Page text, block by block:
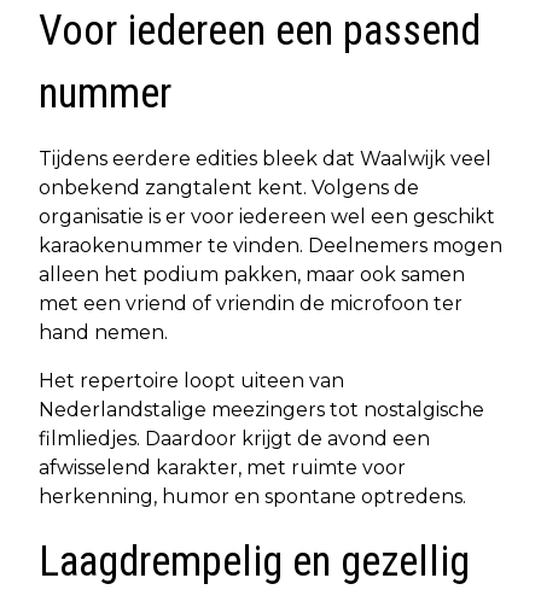
Voor iedereen een passend
nummer
Tijdens eerdere edities bleek dat Waalwijk veel
onbekend zangtalent kent. Volgens de
organisatie is er voor iedereen wel een geschikt
karaokenummer te vinden. Deelnemers mogen
alleen het podium pakken, maar ook samen
met een vriend of vriendin de microfoon ter
hand nemen.
Het repertoire loopt uiteen van
Nederlandstalige meezingers tot nostalgische
filmliedjes. Daardoor krijgt de avond een
afwisselend karakter, met ruimte voor
herkenning, humor en spontane optredens.
Laagdrempelig en gezellig